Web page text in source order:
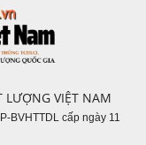
LƯỢNG VIỆT NAM
BVHTTDL cấp ngày 11